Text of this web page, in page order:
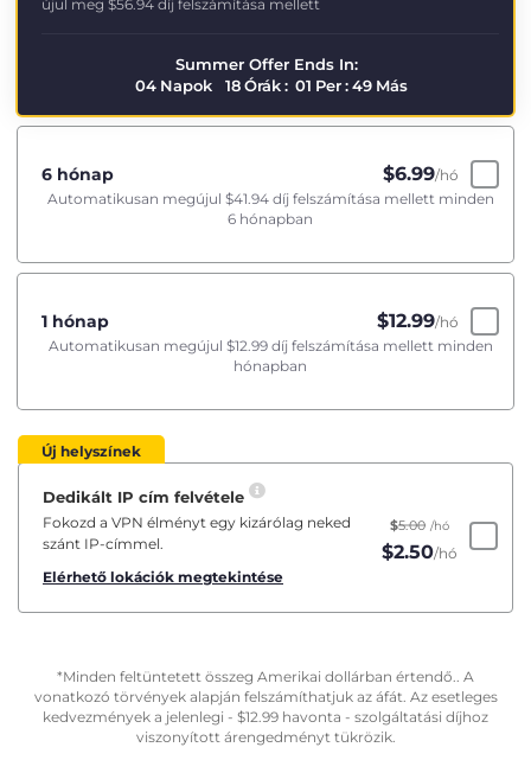
újul meg $56.94 díj felszámítása mellett
Summer Offer Ends In:
04 Napok 18Órák: 01 Per:48 Más
6 hónap $6.99/hó
Automatikusan megújul $41.94díj felszámítása mellett minden
6 hónapban
1 hónap $12.99/hó
Automatikusan megújul $12.99díj felszámítása mellett minden
hónapban
Új helyszínek
Dedikált IP cím felvétele
Fokozd a VPN élményt egy kizárólag neked
szánt IP-címmel.
Elérhető lokációk megtekintése
$5.00 /hó
$2.50/hó
*Minden feltüntetett összeg Amerikai dollárban értendő.. A
vonatkozó törvények alapján felszámíthatjuk az áfát. Az esetleges
kedvezmények a jelenlegi - $12.99 havonta - szolgáltatási díjhoz
viszonyított árengedményt tükrözik.